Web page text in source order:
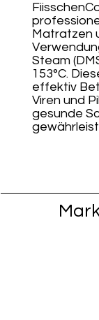
Matratzen
Steam
153°C.
effektiv
Viren und
gesunde